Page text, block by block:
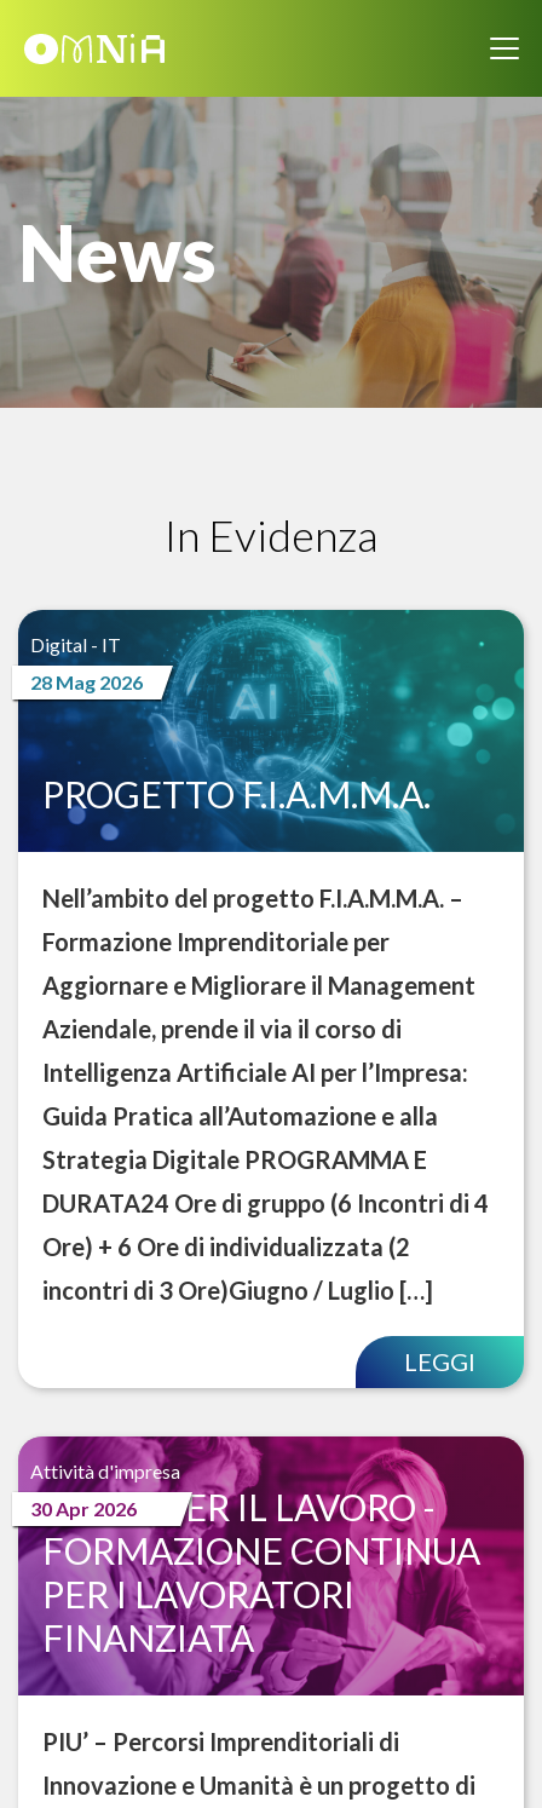
News
In Evidenza
Digital - IT
28 Mag 2026
PROGETTO F.I.A.M.M.A.
Nell’ambito del progetto F.I.A.M.M.A. –
Formazione Imprenditoriale per
Aggiornare e Migliorare il Management
Aziendale, prende il via il corso di
Intelligenza Artificiale AI per l’Impresa:
Guida Pratica all’Automazione e alla
Strategia Digitale PROGRAMMA E
DURATA24 Ore di gruppo (6 Incontri di 4
Ore) + 6 Ore di individualizzata (2
incontri di 3 Ore)Giugno / Luglio […]
LEGGI
Attività d'impresa
30 Apr 2026
PATTO PER IL LAVORO -
FORMAZIONE CONTINUA
PER I LAVORATORI
FINANZIATA
PIU’ – Percorsi Imprenditoriali di
Innovazione e Umanità è un progetto di